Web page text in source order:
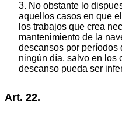
3. No obstante lo
aquellos casos en que
los trabajos que crea
mantenimiento de la
descansos por períodos
ningún día, salvo en los
descanso pueda ser
Art. 22.